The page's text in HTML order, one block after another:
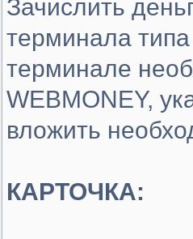
Зачислить
терминала
терминале
WEBMONEY,
вложить
КАРТОЧКА: